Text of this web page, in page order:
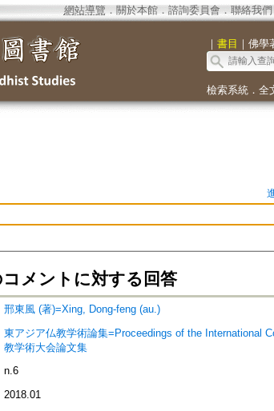
網站導覽 ． 關於本館． 諮詢委員會． 聯絡我們
｜ 書目 ｜ 佛學
檢索系統． 全
メントに対する回答
邢東風 (著)=Xing, Dong-feng (au.)
東アジア仏教学術論集=Proceedings of the International
教学術大会論文集
n.6
2018.01